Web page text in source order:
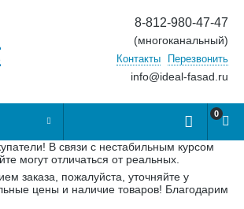
8-812-980-47-47
(многоканальный)
Контакты Перезвонить
info@ideal-fasad.ru
0
В связи с нестабильным курсом
могут отличаться от реальных.
заказа, пожалуйста, уточняйте у
цены и наличие товаров! Благодарим